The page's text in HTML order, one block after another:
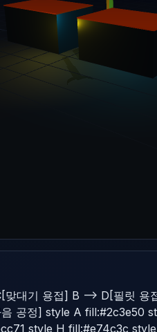
대기 용접] B --> D[필릿
공정] style A
style H fill:#e74c3c